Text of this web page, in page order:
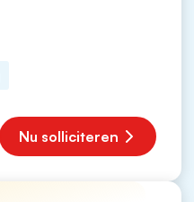
Nu solliciteren